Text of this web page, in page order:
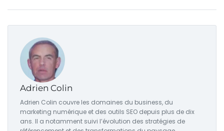
Adrien Colin
Adrien Colin couvre les domaines du business, du
marketing numérique et des outils SEO depuis plus de dix
ans. Il a notamment suivi l’évolution des stratégies de